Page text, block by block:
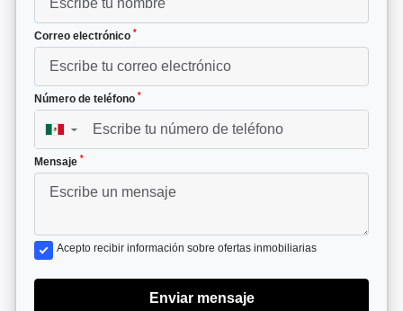
Correo electrónico *
Número de teléfono *
▼
Mensaje *
Acepto recibir información sobre ofertas inmobiliarias
Enviar mensaje